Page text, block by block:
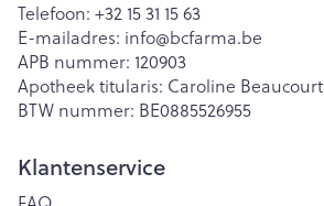
Telefoon: +32 15 31 15 63
E-mailadres: info@bcfarma.be
APB nummer: 120903
Apotheek titularis: Caroline Beaucourt
BTW nummer: BE0885526955
Klantenservice